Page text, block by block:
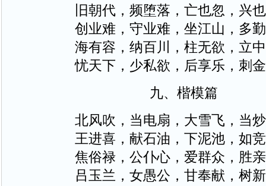
旧朝代，频堕落，亡也忽，兴
创业难，守业难，坐江山，多
海有容，纳百川，柱无欲，立
忧天下，少私欲，后享乐，刺
九、楷模篇
北风吹，当电扇，大雪飞，当
王进喜，献石油，下泥池，如
焦俗禄，公仆心，爱群众，胜
吕玉兰，女愚公，甘奉献，树